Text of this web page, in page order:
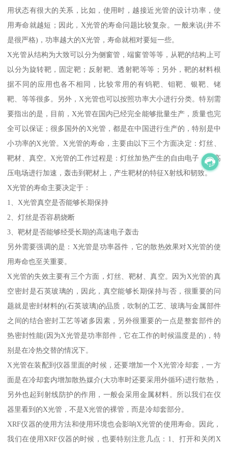
用状态有很大的关系，比如，使用时，越接近光管的设计功率，使
用寿命就越短；因此，X光管的寿命问题比较复杂。一般来说(并不
是很严格)，功率越大的X光管，寿命就相对要短一些。
X光管从结构为大致可以分为侧窗管，端窗管等等，从靶的结构上可
以分为旋转靶，固定靶；反射靶、透射靶等等；另外，靶的材料根
据不同的应用也各不相同，比较常用的有钨靶、钼靶、银靶、铑
靶、等等很多。另外，X光管也可以按照功率大小进行分类。特别需
要指出的是，目前，X光管在国内已经完全能够批量生产，质量也完
全可以保证；很多国外的X光管，都是在中国进行生产的，特别是中
小功率的X光管。X光管的寿命，主要由以下三个方面决定：灯丝、
靶材、真空。X光管的工作过程是：灯丝加热产生的自由电子，在高
压电场进行加速，轰击到靶材上，产生靶材的特征X射线和韧致。
X光管的寿命主要决定于：
1、X光管真空是否能够长期保持
2、灯丝是否容易烧断
3、靶材是否能够经受长期的高速电子轰击
另外需要强调的是：X光管是功率器件，它的散热效果对X光管的使
用寿命也至关重要。
X光管的失效主要有三个方面，灯丝、靶材、真空。因为X光管的真
空密封是石英玻璃的，因此，真空能够长期保持与否，很重要的问
题就是密封材料的(石英玻璃)的品质，吹制的工艺、玻璃与金属部件
之间的结合密封工艺等诸多因素，另外很重要的一点是整套部件的
热密封性能(因为X光管是功率部件，它在工作的时候温度是的)，特
别是在冷热交替的情况下。
X光管在装配到仪器里面的时候，还要增加一个X光管冷却套，一方
面是在冷却套内增加散热媒介(大功率时还要采用外循环)进行散热，
另外也起到射线防护的作用，一般会采用金属材料。所以我们在仪
器里看到的X光管，不是X光管的裸管，而是冷却套部分。
XRF仪器的使用方法和使用环境也会影响X光管的使用寿命。因此，
我们在使用XRF仪器的时候，也要特别注意几点：1、打开和关闭X